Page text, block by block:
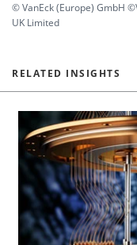
© VanEck (Europe) GmbH
UK Limited
RELATED INSIGHTS